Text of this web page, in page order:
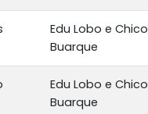
Edu Lobo e Chico
Buarque
Edu Lobo e Chico
Buarque